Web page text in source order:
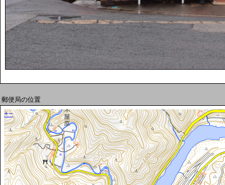
郵便局の位置